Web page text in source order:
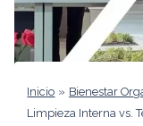
Inicio
Bienestar
Limpieza Interna vs.